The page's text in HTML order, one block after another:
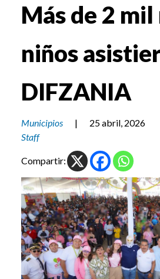
Más de 2 mil
niños
DIFZANIA
Municipios |
25 abril, 2026
Staff
Compartir: